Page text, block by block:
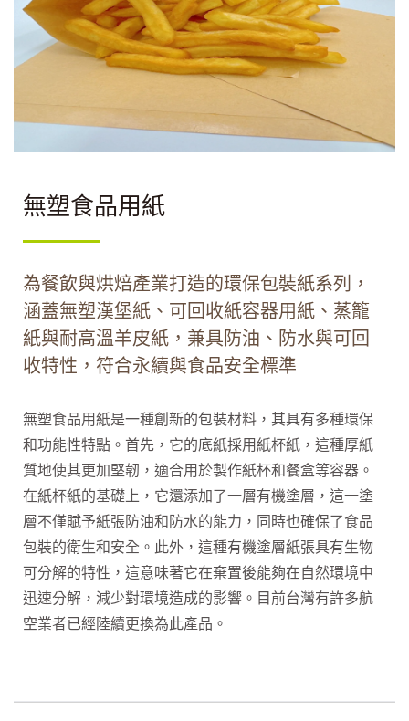
無塑食品用紙
為餐飲與烘焙產業打造的環保包裝紙系列，
涵蓋無塑漢堡紙、可回收紙容器用紙、蒸籠
紙與耐高溫羊皮紙，兼具防油、防水與可回
收特性，符合永續與食品安全標準
無塑食品用紙是一種創新的包裝材料，其具有多種環保
和功能性特點。首先，它的底紙採用紙杯紙，這種厚紙
質地使其更加堅韌，適合用於製作紙杯和餐盒等容器。
在紙杯紙的基礎上，它還添加了一層有機塗層，這一塗
層不僅賦予紙張防油和防水的能力，同時也確保了食品
包裝的衛生和安全。此外，這種有機塗層紙張具有生物
可分解的特性，這意味著它在棄置後能夠在自然環境中
迅速分解，減少對環境造成的影響。目前台灣有許多航
空業者已經陸續更換為此產品。